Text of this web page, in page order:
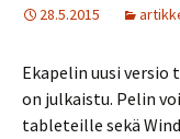
28.5.2015
Ekapelin uusi
on julkaistu. Pelin
tableteille sekä